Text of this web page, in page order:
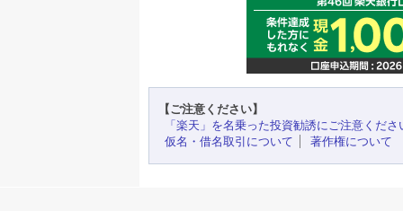
【ご注意ください】
「楽天」を名乗った投資勧誘にご注意くださ
仮名・借名取引について
著作権について